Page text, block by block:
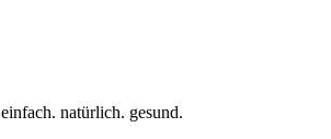
einfach. natürlich. gesund.